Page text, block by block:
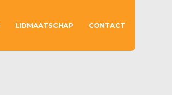
LIDMAATSCHAP CONTACT